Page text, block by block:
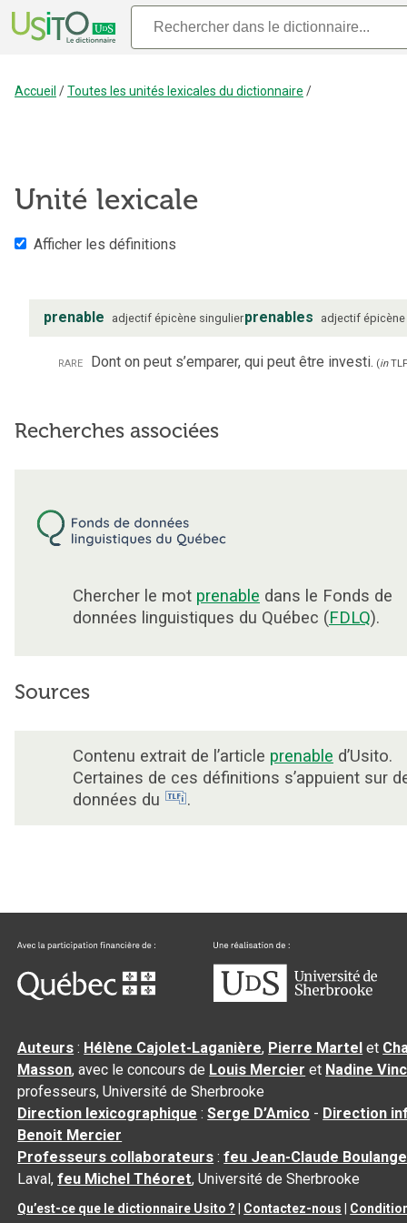
Accueil /Toutes les unités lexicales du dictionnaire /
Unité lexicale
Afficher les définitions
prenable adjectif épicène singulierprenables adjectif épicène
rare Dont on peut s’emparer, qui peut être investi. (inTLF
Recherches associées
Chercher le mot prenable dans le Fonds de
données linguistiques du Québec (FDLQ).
Sources
Contenu extrait de l’article prenable d’Usito.
Certaines de ces définitions s’appuient sur
données du
.
Auteurs : Hélène Cajolet-Laganière, Pierre Martel et
Masson, avec le concours de Louis Mercier et Nadine
professeurs, Université de Sherbrooke
Direction lexicographique :Serge D’Amico - Direction
Benoit Mercier
Professeurs collaborateurs :feu Jean-Claude
Laval,feu Michel Théoret, Université de Sherbrooke
Qu’est-ce que le dictionnaire Usito ? Contactez-nous